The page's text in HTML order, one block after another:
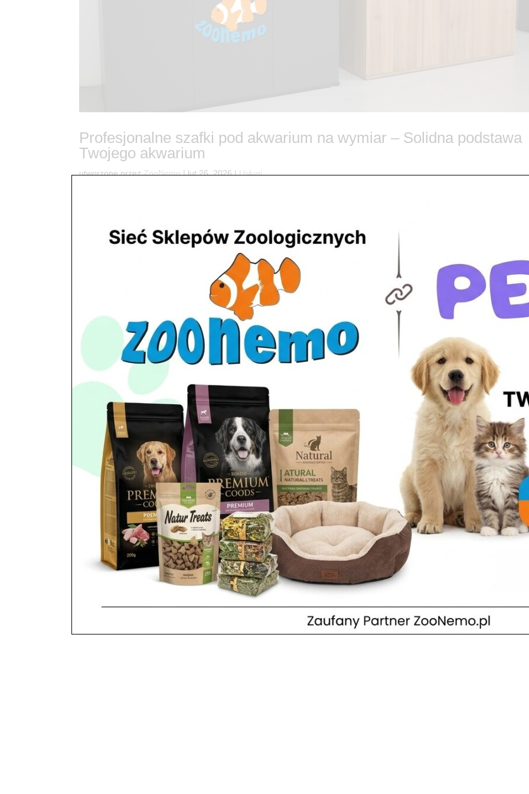
Profesjonalne szafki pod akwarium na wymiar – Solidna podstawa
Twojego akwarium
utworzone przezZooNemo|lut 26, 2026|Usługi